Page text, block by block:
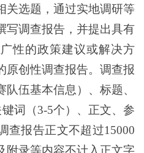
关选题，通过实地调研等
写调查报告，并提出具有
性的政策建议或解决方
原创性调查报告。调查报
伍基本信息）、标题、
词（3-5个）、正文、参
查报告正文不超过15000
附录等内容不计入正文字